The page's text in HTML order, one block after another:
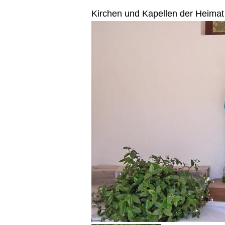
Kirchen und Kapellen der